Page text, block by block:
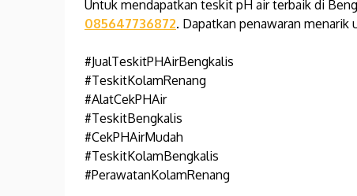
Untuk mendapatkan teskit pH air terbaik di
085647736872. Dapatkan penawaran menarik
#JualTeskitPHAirBengkalis
#TeskitKolamRenang
#AlatCekPHAir
#TeskitBengkalis
#CekPHAirMudah
#TeskitKolamBengkalis
#PerawatanKolamRenang